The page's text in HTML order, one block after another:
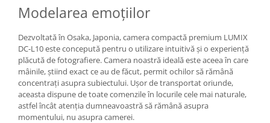
Imprimante si Consumabile
Cartuse si cerneluri
Imprimante
Scannere Documente
Hartie foto
Filme foto si scanere film
Materiale foto alb-negru
Modelarea emoțiilor
Dezvoltată în Osaka, Japonia, camera compactă premium LUMIX
DC-L10 este concepută pentru o utilizare intuitivă și o experiență
plăcută de fotografiere. Camera noastră ideală este aceea în care
mâinile, știind exact ce au de făcut, permit ochilor să rămână
concentrați asupra subiectului. Ușor de transportat oriunde,
aceasta dispune de toate comenzile în locurile cele mai naturale,
astfel încât atenția dumneavoastră să rămână asupra
momentului, nu asupra camerei.